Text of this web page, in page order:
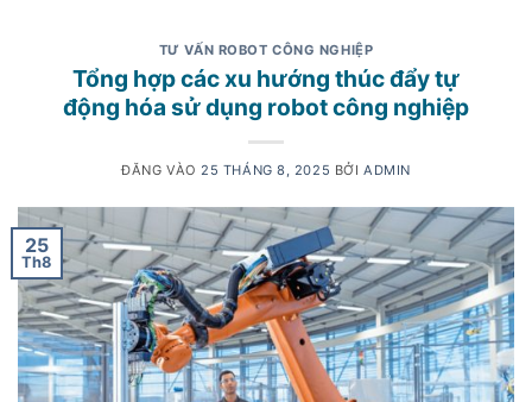
TƯ VẤN ROBOT CÔNG NGHIỆP
Tổng hợp các xu hướng thúc đẩy tự
động hóa sử dụng robot công nghiệp
ĐĂNG VÀO 25 THÁNG 8, 2025 BỞI ADMIN
25
Th8